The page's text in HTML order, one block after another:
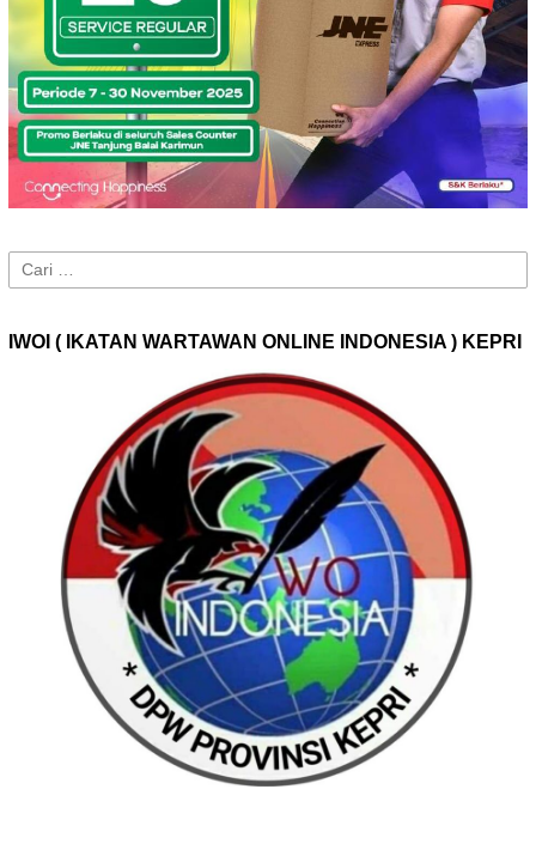
Cari
untuk:
IWOI ( IKATAN WARTAWAN ONLINE INDONESIA ) KEPRI